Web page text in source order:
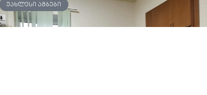
ᲣᲐᲮᲚᲔᲡᲘ ᲐᲛᲑᲔᲑᲘ